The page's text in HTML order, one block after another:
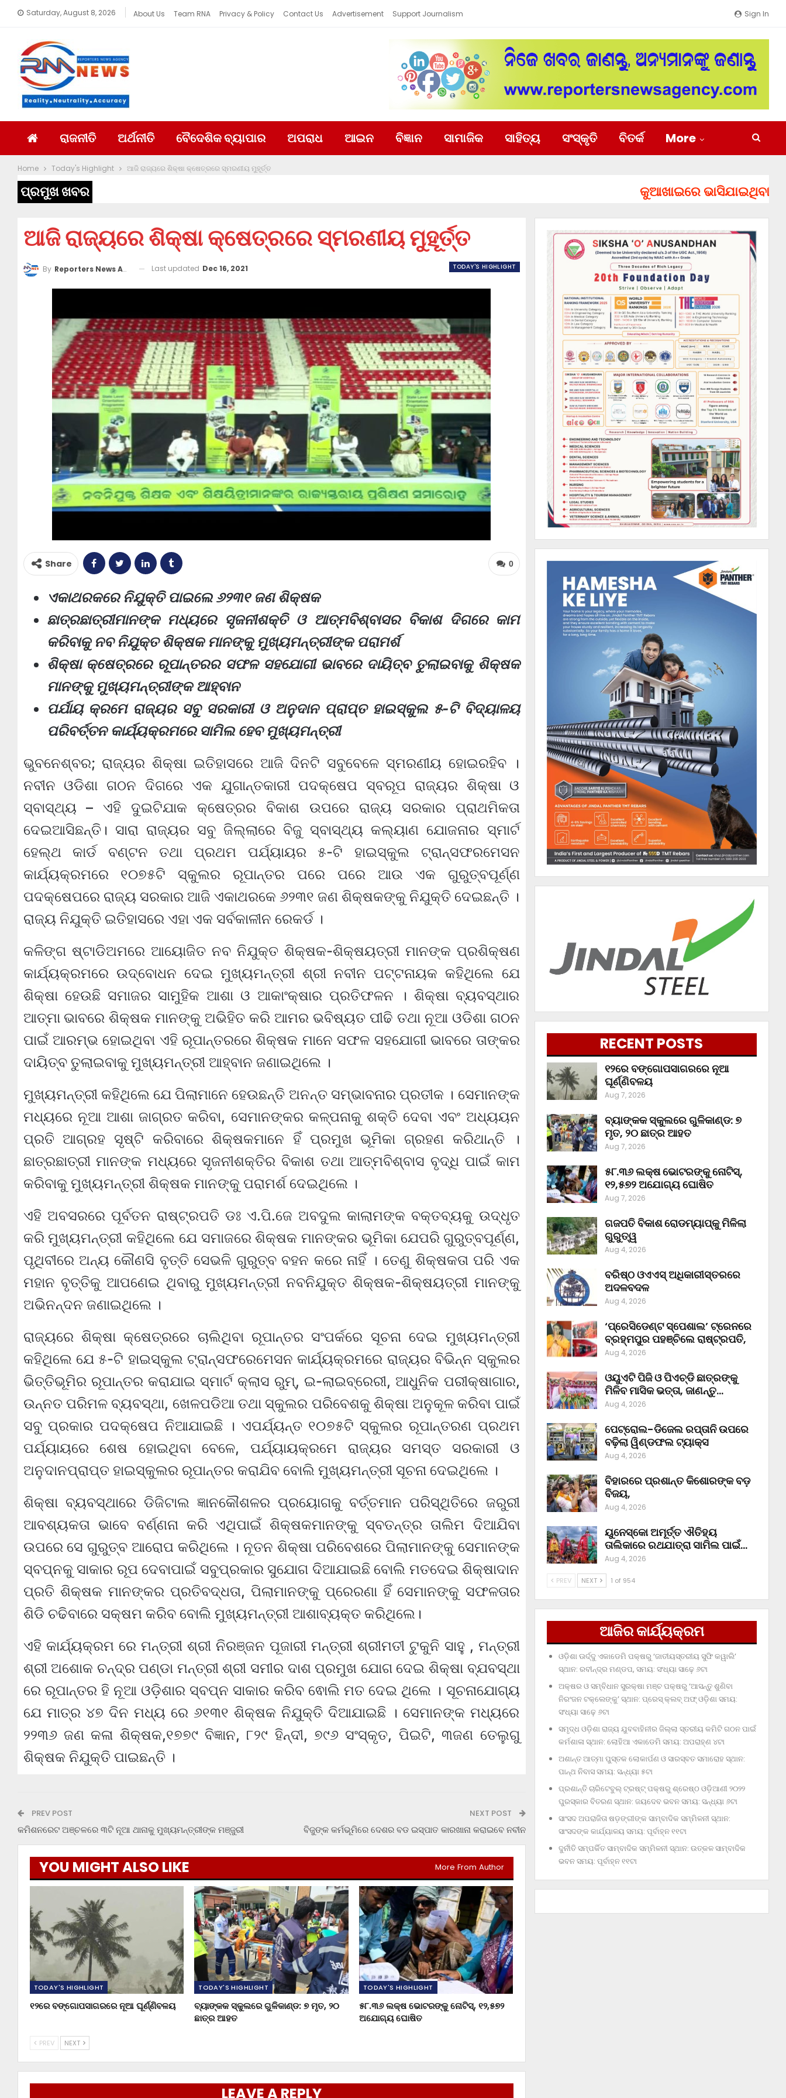
Sign In
Saturday, August 8, 2026 About Us Team RNA Privacy & Policy Contact Us Advertisement Support Journalism
ରାଜନୀତି ଅର୍ଥନୀତି ବୈଦେଶିକ ବ୍ୟାପାର ଅପରାଧ ଆଇନ ବିଜ୍ଞାନ ସାମାଜିକ ସାହିତ୍ୟ ସଂସ୍କୃତି ବିତର୍କ More
Home Today's Highlight ଆଜି ରାଜ୍ୟରେ ଶିକ୍ଷା କ୍ଷେତ୍ରରେ ସ୍ମରଣୀୟ ମୁହୂର୍ତ୍ତ
ପ୍ରମୁଖ ଖବର କୁଆଖାଇରେ ଭାସିଯାଇଥିବା ୨
ଆଜି ରାଜ୍ୟରେ ଶିକ୍ଷା କ୍ଷେତ୍ରରେ ସ୍ମରଣୀୟ ମୁହୂର୍ତ୍ତ
TODAY'S HIGHLIGHT
By Reporters News Agency Last updated Dec 16, 2021
0
Share
ଏକାଥରକରେ ନିଯୁକ୍ତି ପାଇଲେ ୬୨୩୧ ଜଣ ଶିକ୍ଷକ
ଛାତ୍ରଛାତ୍ରୀମାନଙ୍କ ମଧ୍ୟରେ ସୃଜନୀଶକ୍ତି ଓ ଆତ୍ମବିଶ୍ବାସର ବିକାଶ ଦିଗରେ କାମ
କରିବାକୁ ନବ ନିଯୁକ୍ତ ଶିକ୍ଷକ ମାନଙ୍କୁ ମୁଖ୍ୟମନ୍ତ୍ରୀଙ୍କ ପରାମର୍ଶ
ଶିକ୍ଷା କ୍ଷେତ୍ରରେ ରୂପାନ୍ତରର ସଫଳ ସହଯୋଗୀ ଭାବରେ ଦାୟିତ୍ବ ତୁଲାଇବାକୁ ଶିକ୍ଷକ
ମାନଙ୍କୁ ମୁଖ୍ୟମନ୍ତ୍ରୀଙ୍କ ଆହ୍ବାନ
ପର୍ଯାୟ କ୍ରମେ ରାଜ୍ୟର ସବୁ ସରକାରୀ ଓ ଅନୁଦାନ ପ୍ରାପ୍ତ ହାଇସ୍କୁଲ ୫-ଟି ବିଦ୍ୟାଳୟ
ପରିବର୍ତ୍ତନ କାର୍ଯ୍ୟକ୍ରମରେ ସାମିଲ ହେବ ମୁଖ୍ୟମନ୍ତ୍ରୀ
ଭୁବନେଶ୍ବର; ରାଜ୍ୟର ଶିକ୍ଷା ଇତିହାସରେ ଆଜି ଦିନଟି ସବୁବେଳେ ସ୍ମରଣୀୟ ହୋଇରହିବ ।
ନବୀନ ଓଡିଶା ଗଠନ ଦିଗରେ ଏକ ଯୁଗାନ୍ତକାରୀ ପଦକ୍ଷେପ ସ୍ବରୂପ ରାଜ୍ୟର ଶିକ୍ଷା ଓ
ସ୍ବାସ୍ଥ୍ୟ – ଏହି ଦୁଇଟିଯାକ କ୍ଷେତ୍ରର ବିକାଶ ଉପରେ ରାଜ୍ୟ ସରକାର ପ୍ରାଥମିକତା
ଦେଇଆସିଛନ୍ତି। ସାରା ରାଜ୍ୟର ସବୁ ଜିଲ୍ଲାରେ ବିଜୁ ସ୍ବାସ୍ଥ୍ୟ କଲ୍ୟାଣ ଯୋଜନାର ସ୍ମାର୍ଟ
ହେଲ୍‌ଥ କାର୍ଡ ବଣ୍ଟନ ତଥା ପ୍ରଥମ ପର୍ଯ୍ୟାୟର ୫-ଟି ହାଇସ୍କୁଲ ଟ୍ରାନ୍‌ସଫରମେସନ
କାର୍ଯ୍ୟକ୍ରମରେ ୧୦୭୫ଟି ସ୍କୁଲର ରୂପାନ୍ତର ପରେ ପରେ ଆଉ ଏକ ଗୁରୁତ୍ବପୂର୍ଣ୍ଣ
ପଦକ୍ଷେପରେ ରାଜ୍ୟ ସରକାର ଆଜି ଏକାଥରକେ ୬୨୩୧ ଜଣ ଶିକ୍ଷକଙ୍କୁ ନିଯୁକ୍ତି ଦେଇଛନ୍ତି ।
ରାଜ୍ୟ ନିଯୁକ୍ତି ଇତିହାସରେ ଏହା ଏକ ସର୍ବକାଳୀନ ରେକର୍ଡ ।
କଳିଙ୍ଗ ଷ୍ଟାଡିଅମରେ ଆୟୋଜିତ ନବ ନିଯୁକ୍ତ ଶିକ୍ଷକ-ଶିକ୍ଷୟତ୍ରୀ ମାନଙ୍କ ପ୍ରଶିକ୍ଷଣ
କାର୍ଯ୍ୟକ୍ରମରେ ଉଦ୍‌ବୋଧନ ଦେଇ ମୁଖ୍ୟମନ୍ତ୍ରୀ ଶ୍ରୀ ନବୀନ ପଟ୍ଟନାୟକ କହିଥିଲେ ଯେ
ଶିକ୍ଷା ହେଉଛି ସମାଜର ସାମୁହିକ ଆଶା ଓ ଆକାଂକ୍ଷାର ପ୍ରତିଫଳନ । ଶିକ୍ଷା ବ୍ୟବସ୍ଥାର
ଆତ୍ମା ଭାବରେ ଶିକ୍ଷକ ମାନଙ୍କୁ ଅଭିହିତ କରି ଆମର ଭବିଷ୍ୟତ ପୀଢି ତଥା ନୂଆ ଓଡିଶା ଗଠନ
ପାଇଁ ଆରମ୍ଭ ହୋଇଥିବା ଏହି ରୂପାନ୍ତରରେ ଶିକ୍ଷକ ମାନେ ସଫଳ ସହଯୋଗୀ ଭାବରେ ତାଙ୍କର
ଦାୟିତ୍ବ ତୁଲାଇବାକୁ ମୁଖ୍ୟମନ୍ତ୍ରୀ ଆହ୍ବାନ ଜଣାଇଥିଲେ ।
ମୁଖ୍ୟମନ୍ତ୍ରୀ କହିଥିଲେ ଯେ ପିଲାମାନେ ହେଉଛନ୍ତି ଅନନ୍ତ ସମ୍ଭାବନାର ପ୍ରତୀକ । ସେମାନଙ୍କ
ମଧ୍ୟରେ ନୂଆ ଆଶା ଜାଗ୍ରତ କରିବା, ସେମାନଙ୍କର କଳ୍ପନାକୁ ଶକ୍ତି ଦେବା ଏବଂ ଅଧ୍ୟୟନ
ପ୍ରତି ଆଗ୍ରହ ସୃଷ୍ଟି କରିବାରେ ଶିକ୍ଷକମାନେ ହିଁ ପ୍ରମୁଖ ଭୂମିକା ଗ୍ରହଣ କରିଥାନ୍ତି ।
ଛାତ୍ରଛାତ୍ରୀ ମାନଙ୍କ ମଧ୍ୟରେ ସୃଜନୀଶକ୍ତିର ବିକାଶ ତଥା ଆତ୍ମବିଶ୍ବାସ ବୃଦ୍ଧି ପାଇଁ କାମ
କରିବାକୁ ମୁଖ୍ୟମନ୍ତ୍ରୀ ଶିକ୍ଷକ ମାନଙ୍କୁ ପରାମର୍ଶ ଦେଇଥିଲେ ।
ଏହି ଅବସରରେ ପୂର୍ବତନ ରାଷ୍ଟ୍ରପତି ଡଃ ଏ.ପି.ଜେ ଅବଦୁଲ କାଲାମଙ୍କ ବକ୍ତବ୍ୟକୁ ଉଦ୍ଧୃତ
କରି ମୁଖ୍ୟମନ୍ତ୍ରୀ କହିଥିଲେ ଯେ ସମାଜରେ ଶିକ୍ଷକ ମାନଙ୍କର ଭୂମିକା ଯେପରି ଗୁରୁତ୍ବପୂର୍ଣ୍ଣ,
ପୃଥିବୀରେ ଅନ୍ୟ କୌଣସି ବୃତ୍ତି ସେଭଳି ଗୁରୁତ୍ବ ବହନ କରେ ନାହିଁ । ତେଣୁ ଶିକ୍ଷକତା ପରି ଏକ
ମହାନ ବୃତ୍ତିକୁ ଆପଣେଇ ଥିବାରୁ ମୁଖ୍ୟମନ୍ତ୍ରୀ ନବନିଯୁକ୍ତ ଶିକ୍ଷକ-ଶିକ୍ଷୟତ୍ରୀ ମାନଙ୍କୁ
ଅଭିନନ୍ଦନ ଜଣାଇଥିଲେ ।
ରାଜ୍ୟରେ ଶିକ୍ଷା କ୍ଷେତ୍ରରେ ଚାଲିଥିବା ରୂପାନ୍ତର ସଂପର୍କରେ ସୂଚନା ଦେଇ ମୁଖ୍ୟମନ୍ତ୍ରୀ
କହିଥିଲେ ଯେ ୫-ଟି ହାଇସ୍କୁଲ ଟ୍ରାନ୍‌ସଫରେମେସନ କାର୍ଯ୍ୟକ୍ରମରେ ରାଜ୍ୟର ବିଭିନ୍ନ ସ୍କୁଲର
ଭିତ୍ତିଭୂମିର ରୂପାନ୍ତର କରାଯାଇ ସ୍ମାର୍ଟ କ୍ଲାସ ରୁମ୍‌, ଇ-ଲାଇବ୍ରେରୀ, ଆଧୁନିକ ପରୀକ୍ଷାଗାର,
ଉନ୍ନତ ପରିମଳ ବ୍ୟବସ୍ଥା, ଖେଳପଡିଆ ତଥା ସ୍କୁଲର ପରିବେଶକୁ ଶିକ୍ଷା ଅନୁକୂଳ କରିବା ପାଇଁ
ସବୁ ପ୍ରକାର ପଦକ୍ଷେପ ନିଆଯାଇଛି । ଏପର୍ଯ୍ୟନ୍ତ ୧୦୭୫ଟି ସ୍କୁଲର ରୂପାନ୍ତରଣ ପ୍ରଥମ
ପର୍ଯ୍ୟାୟରେ ଶେଷ ହୋଇଥିବା ବେଳେ, ପର୍ଯ୍ୟାୟକ୍ରମେ ରାଜ୍ୟର ସମସ୍ତ ସରକାରୀ ଓ
ଅନୁଦାନପ୍ରାପ୍ତ ହାଇସ୍କୁଲର ରୂପାନ୍ତର କରାଯିବ ବୋଲି ମୁଖ୍ୟମନ୍ତ୍ରୀ ସୂଚନା ଦେଇଥିଲେ ।
ଶିକ୍ଷା ବ୍ୟବସ୍ଥାରେ ଡିଜିଟାଲ ଜ୍ଞାନକୌଶଳର ପ୍ରୟୋଗକୁ ବର୍ତ୍ତମାନ ପରିସ୍ଥିତିରେ ଜରୁରୀ
ଆବଶ୍ୟକତା ଭାବେ ବର୍ଣ୍ଣନା କରି ଏଥିପାଇଁ ଶିକ୍ଷକମାନଙ୍କୁ ସ୍ବତନ୍ତ୍ର ତାଲିମ ଦିଆଯିବା
ଉପରେ ସେ ଗୁରୁତ୍ବ ଆରୋପ କରିଥିଲେ । ନୂତନ ଶିକ୍ଷା ପରିବେଶରେ ପିଲାମାନଙ୍କୁ ସେମାନଙ୍କ
ସ୍ବପ୍ନକୁ ସାକାର ରୂପ ଦେବାପାଇଁ ସବୁପ୍ରକାର ସୁଯୋଗ ଦିଆଯାଇଛି ବୋଲି ମତଦେଇ ଶିକ୍ଷାଦାନ
ପ୍ରତି ଶିକ୍ଷକ ମାନଙ୍କର ପ୍ରତିବଦ୍ଧତା, ପିଲାମାନଙ୍କୁ ପ୍ରେରଣା ହିଁ ସେମାନଙ୍କୁ ସଫଳତାର
ଶିଡି ଚଢିବାରେ ସକ୍ଷମ କରିବ ବୋଲି ମୁଖ୍ୟମନ୍ତ୍ରୀ ଆଶାବ୍ୟକ୍ତ କରିଥିଲେ।
ଏହି କାର୍ଯ୍ୟକ୍ରମ ରେ ମନ୍ତ୍ରୀ ଶ୍ରୀ ନିରଞ୍ଜନ ପୂଜାରୀ ମନ୍ତ୍ରୀ ଶ୍ରୀମତୀ ଟୁକୁନି ସାହୁ , ମନ୍ତ୍ରୀ
ଶ୍ରୀ ଅଶୋକ ଚନ୍ଦ୍ର ପଣ୍ଡା ମନ୍ତ୍ରୀ ଶ୍ରୀ ସମୀର ଦାଶ ପ୍ରମୁଖ ଯୋଗ ଦେଇ ଶିକ୍ଷା ବ୍ଯବସ୍ଥା
ରେ ରୂପାନ୍ତର ହି ନୂଆ ଓଡ଼ିଶାର ସ୍ବପ୍ନ ସାକାର କରିବ ଵୋଲି ମତ ଦେଇ ଥିଲେ । ସୂଚନାଯୋଗ୍ୟ
ଯେ ମାତ୍ର ୪୭ ଦିନ ମଧ୍ୟ ରେ ୬୧୩୧ ଶିକ୍ଷକ ନିଯୁକ୍ତି ଦିଆଯାଇଛି । ସେମାନଙ୍କ ମଧ୍ୟରେ
୨୨୩୬ ଜଣ କଳା ଶିକ୍ଷକ,୧୭୭୯ ବିଜ୍ଞାନ, ୮୨୯ ହିନ୍ଦୀ, ୭୯୬ ସଂସ୍କୃତ, ପିଇଟି, ୩ଜଣ ତେଲୁଗୁ
ଶିକ୍ଷକ ନିଯୁକ୍ତି ପାଇଛନ୍ତି ।
PREV POST
କମିଶନରେଟ ଅଞ୍ଚଳରେ ୩ଟି ନୂଆ ଥାନାକୁ ମୁଖ୍ୟମନ୍ତ୍ରୀଙ୍କ ମଞ୍ଜୁରୀ
NEXT POST
ବିଜୁଙ୍କ କର୍ମଭୂମିରେ ଦେଶର ବଡ ଇସ୍ପାତ କାରଖାନା କରାଇବେ ନବୀନ
YOU MIGHT ALSO LIKE More From Author
TODAY'S HIGHLIGHT
୧୨ରେ ବଙ୍ଗୋପସାଗରରେ ନୂଆ ଘୂର୍ଣ୍ଣିବଳୟ
TODAY'S HIGHLIGHT
ବ୍ୟାଙ୍କକ ସ୍କୁଲରେ ଗୁଳିକାଣ୍ଡ: ୭ ମୃତ, ୨୦
ଛାତ୍ର ଆହତ
TODAY'S HIGHLIGHT
୫୮.୩୬ ଲକ୍ଷ ଭୋଟରଙ୍କୁ ନୋଟିସ୍‌, ୧୨,୫୭୨
ଅଯୋଗ୍ୟ ଘୋଷିତ
PREV NEXT
LEAVE A REPLY
RECENT POSTS
୧୨ରେ ବଙ୍ଗୋପସାଗରରେ ନୂଆ
ଘୂର୍ଣ୍ଣିବଳୟ
Aug 7, 2026
ବ୍ୟାଙ୍କକ ସ୍କୁଲରେ ଗୁଳିକାଣ୍ଡ: ୭
ମୃତ, ୨୦ ଛାତ୍ର ଆହତ
Aug 7, 2026
୫୮.୩୬ ଲକ୍ଷ ଭୋଟରଙ୍କୁ ନୋଟିସ୍‌,
୧୨,୫୭୨ ଅଯୋଗ୍ୟ ଘୋଷିତ
Aug 7, 2026
ଗଜପତି ବିକାଶ ରୋଡମ୍ୟାପ୍‌କୁ ମିଳିଲା
ଗୁରୁତ୍ୱ
Aug 4, 2026
ବରିଷ୍ଠ ଓଏଏସ୍‌ ଅଧିକାରୀସ୍ତରରେ
ଅଦଳବଦଳ
Aug 4, 2026
‘ପ୍ରେସିଡେଣ୍ଟ ସ୍ପେଶାଲ’ ଟ୍ରେନରେ
ବ୍ରହ୍ମପୁର ପହଞ୍ଚିଲେ ରାଷ୍ଟ୍ରପତି,
Aug 4, 2026
ଓୟୁଏଟି ପିଜି ଓ ପିଏଚ୍‌ଡି ଛାତ୍ରଙ୍କୁ
ମିଳିବ ମାସିକ ଭତ୍ତା, ଜାଣନ୍ତୁ…
Aug 4, 2026
ପେଟ୍ରୋଲ-ଡିଜେଲ ରପ୍ତାନି ଉପରେ
ବଢ଼ିଲା ୱିଣ୍ଡଫଲ ଟ୍ୟାକ୍ସ
Aug 4, 2026
ବିହାରରେ ପ୍ରଶାନ୍ତ କିଶୋରଙ୍କ ବଡ଼
ବିଜୟ,
Aug 4, 2026
ୟୁନେସ୍କୋ ଅମୂର୍ତ୍ତ ଐତିହ୍ୟ
ତାଲିକାରେ ରଥଯାତ୍ରା ସାମିଲ ପାଇଁ…
Aug 4, 2026
PREV NEXT 1 of 954
ଆଜିର କାର୍ଯ୍ୟକ୍ରମ
ଓଡ଼ିଶା ଊର୍ଦ୍ଦୁ ଏକାଡେମି ପକ୍ଷରୁ ‘ଜାତୀୟସ୍ତରୀୟ ସୁଫି କୱାଲି’
ସ୍ଥାନ: ରବୀନ୍ଦ୍ର ମଣ୍ଡପ, ସମୟ: ସଂଧ୍ୟା ସାଢ଼େ ୬ଟା
ଅକ୍ଷର ଓ ସମ୍ବିଧାନ ସୁରକ୍ଷା ମଞ୍ଚ ପକ୍ଷରୁ ‘ଆସନ୍ତୁ ଶୁଣିବା
ନିରଂଜନ ଟକ୍‌ଲେଙ୍କୁ’ ସ୍ଥାନ: ପ୍ରେସ୍‌ କ୍ଲବ୍‌ ଅଫ୍‌ ଓଡ଼ିଶା ସମୟ:
ସଂଧ୍ୟା ସାଢ଼େ ୬ଟା
ସମୃଦ୍ଧ ଓଡ଼ିଶା ରାଜ୍ୟ ଯୁବବାହିନୀର ଜିଲ୍ଲା ସ୍ତରୀୟ କମିଟି ଗଠନ ପାଇଁ
କର୍ମଶାଳା ସ୍ଥାନ: ଲୋହିଆ ଏକାଡେମି ସମୟ: ଅପରାହ୍‌ଣ ୪ଟା
ଅଶାନ୍ତ ଆତ୍ମା ପୁସ୍ତକ ଲୋକାର୍ପଣ ଓ ସାରସ୍ବତ ସମାରୋହ ସ୍ଥାନ:
ପାନ୍ଥ ନିବାସ ସମୟ: ସନ୍ଧ୍ୟା ୫ଟା
ପ୍ରଶାନ୍ତି ଚାରିଟେବୁଲ୍‌ ଟ୍ରଷ୍ଟ୍‌ ପକ୍ଷରୁ ଶ୍ରେଷ୍ଠ ଓଡ଼ିଆଣୀ ୨୦୨୨
ପୁରସ୍କାର ବିତରଣ ସ୍ଥାନ: ଜୟଦେବ ଭବନ ସମୟ: ସନ୍ଧ୍ୟା ୬ଟା
ସାଂସଦ ଅପରାଜିତା ଷଡ଼ଙ୍ଗୀଙ୍କ ସାମ୍ବାଦିକ ସମ୍ମିଳନୀ ସ୍ଥାନ:
ସାଂସଦଙ୍କ କାର୍ଯ୍ୟାଳୟ ସମୟ: ପୂର୍ବାହ୍ନ ୧୧ଟା
ଦୁର୍ନୀତି ସମ୍ପର୍କିତ ସାମ୍ବାଦିକ ସମ୍ମିଳନୀ ସ୍ଥାନ: ଉତ୍କଳ ସାମ୍ବାଦିକ
ଭବନ ସମୟ: ପୂର୍ବାହ୍ନ ୧୧ଟା